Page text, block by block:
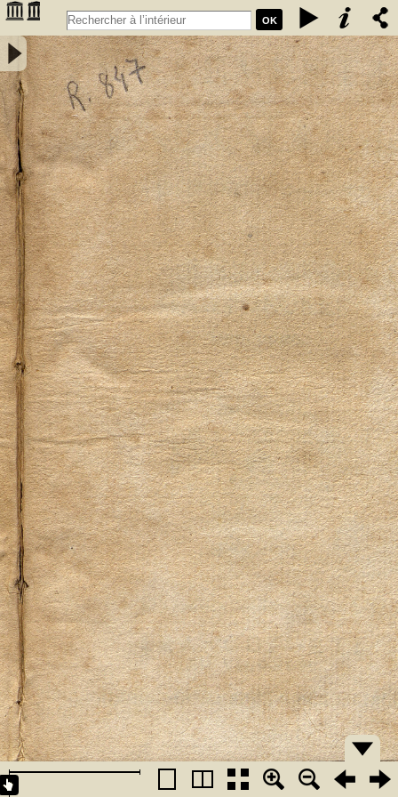
OK
Elementa mineralogiae systematice disposita a Friderico Augusto
Cartheuser med. doct. - Cartheuser, Friedrich August (1734-1796)